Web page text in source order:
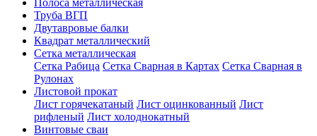
Труба ВГП
Двутавровые балки
Квадрат металлический
Сетка металлическая
Сетка Рабица Сетка Сварная в Картах Сетка Сварная в
Рулонах
Листовой прокат
Лист горячекатаный Лист оцинкованный Лист
рифленый Лист холоднокатный
Винтовые сваи